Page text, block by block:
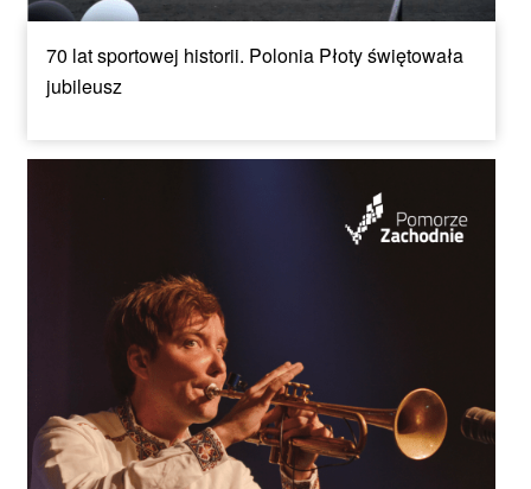
70 lat sportowej historii. Polonia Płoty świętowała
jubileusz